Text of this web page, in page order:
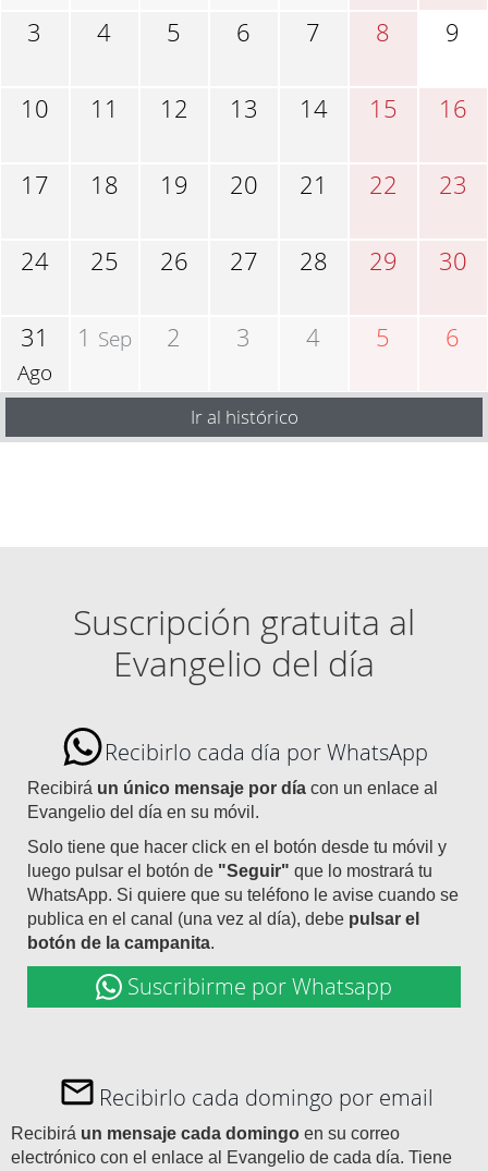
3 4 5 6 7 8 9
10 11 12 13 14 15 16
17 18 19 20 21 22 23
24 25 26 27 28 29 30
31
Ago
1 Sep 2 3 4 5 6
Ir al histórico
Suscripción gratuita al
Evangelio del día
Recibirlo cada día por WhatsApp
Recibirá un único mensaje por día con un enlace al
Evangelio del día en su móvil.
Solo tiene que hacer click en el botón desde tu móvil y
luego pulsar el botón de "Seguir" que lo mostrará tu
WhatsApp. Si quiere que su teléfono le avise cuando se
publica en el canal (una vez al día), debe pulsar el
botón de la campanita.
Suscribirme por Whatsapp
Recibirlo cada domingo por email
Recibirá un mensaje cada domingo en su correo
electrónico con el enlace al Evangelio de cada día. Tiene